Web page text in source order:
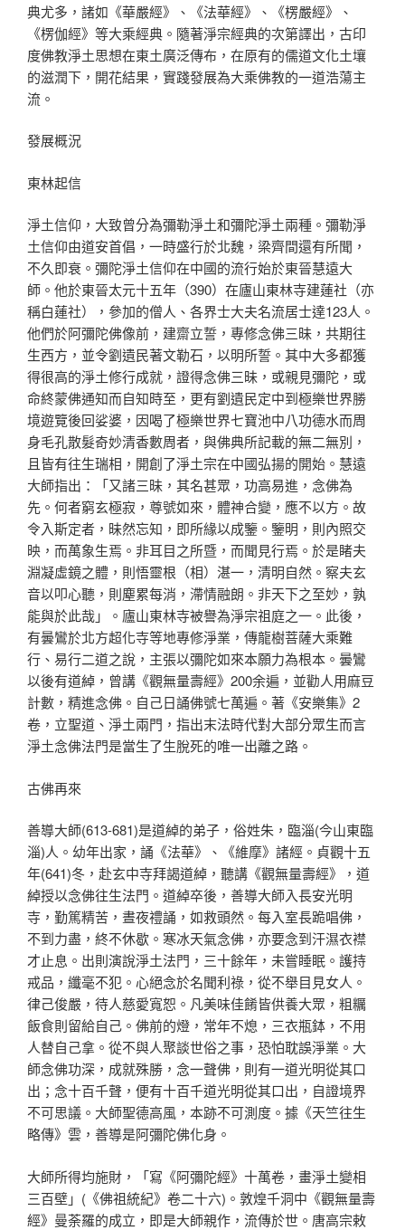
典尤多，諸如《華嚴經》、《法華經》、《楞嚴經》、
《楞伽經》等大乘經典。隨著淨宗經典的次第譯出，古印
度佛教淨土思想在東土廣泛傳布，在原有的儒道文化土壤
的滋潤下，開花結果，實踐發展為大乘佛教的一道浩蕩主
流。
發展概況
東林起信
淨土信仰，大致曾分為彌勒淨土和彌陀淨土兩種。彌勒淨
土信仰由道安首倡，一時盛行於北魏，梁齊間還有所聞，
不久即衰。彌陀淨土信仰在中國的流行始於東晉慧遠大
師。他於東晉太元十五年（390）在廬山東林寺建蓮社（亦
稱白蓮社），參加的僧人、各界士大夫名流居士達123人。
他們於阿彌陀佛像前，建齋立誓，專修念佛三昧，共期往
生西方，並令劉遺民著文勒石，以明所誓。其中大多都獲
得很高的淨土修行成就，證得念佛三昧，或親見彌陀，或
命終蒙佛通知而自知時至，更有劉遺民定中到極樂世界勝
境遊覽後回娑婆，因喝了極樂世界七寶池中八功德水而周
身毛孔散髮奇妙清香數周者，與佛典所記載的無二無別，
且皆有往生瑞相，開創了淨土宗在中國弘揚的開始。慧遠
大師指出：「又諸三昧，其名甚眾，功高易進，念佛為
先。何者窮玄極寂，尊號如來，體神合變，應不以方。故
令入斯定者，昧然忘知，即所緣以成鑒。鑒明，則內照交
映，而萬象生焉。非耳目之所暨，而聞見行焉。於是睹夫
淵凝虛鏡之體，則悟靈根（相）湛一，清明自然。察夫玄
音以叩心聽，則塵累每消，滯情融朗。非天下之至妙，孰
能與於此哉」。廬山東林寺被譽為淨宗祖庭之一。此後，
有曇鸞於北方超化寺等地專修淨業，傳龍樹菩薩大乘難
行、易行二道之說，主張以彌陀如來本願力為根本。曇鸞
以後有道綽，曾講《觀無量壽經》200余遍，並勸人用麻豆
計數，精進念佛。自己日誦佛號七萬遍。著《安樂集》2
卷，立聖道、淨土兩門，指出末法時代對大部分眾生而言
淨土念佛法門是當生了生脫死的唯一出離之路。
古佛再來
善導大師(613-681)是道綽的弟子，俗姓朱，臨淄(今山東臨
淄)人。幼年出家，誦《法華》、《維摩》諸經。貞觀十五
年(641)冬，赴玄中寺拜謁道綽，聽講《觀無量壽經》，道
綽授以念佛往生法門。道綽卒後，善導大師入長安光明
寺，勤篤精苦，晝夜禮誦，如救頭然。每入室長跪唱佛，
不到力盡，終不休歇。寒冰天氣念佛，亦要念到汗濕衣襟
才止息。出則演說淨土法門，三十餘年，未嘗睡眠。護持
戒品，纖毫不犯。心絕念於名聞利祿，從不舉目見女人。
律己俊嚴，待人慈愛寬恕。凡美味佳餚皆供養大眾，粗糲
飯食則留給自己。佛前的燈，常年不熄，三衣瓶鉢，不用
人替自己拿。從不與人聚談世俗之事，恐怕耽誤淨業。大
師念佛功深，成就殊勝，念一聲佛，則有一道光明從其口
出；念十百千聲，便有十百千道光明從其口出，自證境界
不可思議。大師聖德高風，本跡不可測度。據《天竺往生
略傳》雲，善導是阿彌陀佛化身。
大師所得均施財，「寫《阿彌陀經》十萬卷，畫淨土變相
三百壁」(《佛祖統紀》卷二十六)。敦煌千洞中《觀無量壽
經》曼荼羅的成立，即是大師親作，流傳於世。唐高宗敕